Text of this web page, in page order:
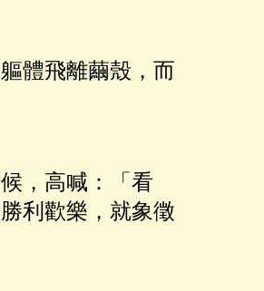
體飛離繭殼，而
，高喊：「看
利歡樂，就象徵